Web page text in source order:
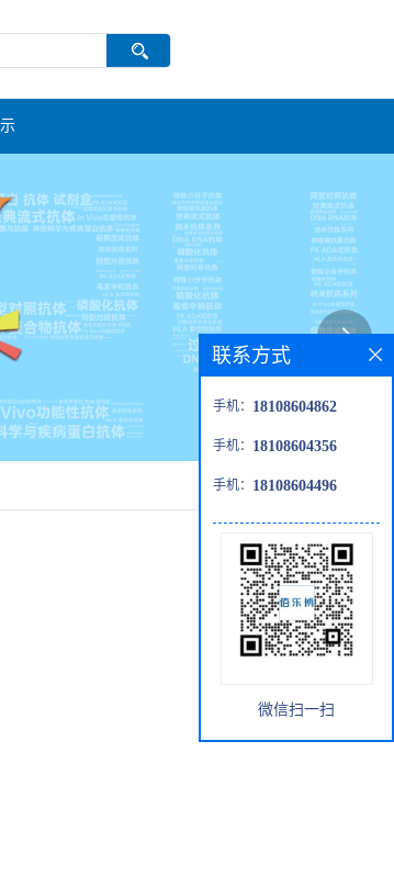
联系方式
手机： 18108604862
手机： 18108604356
手机： 18108604496
微信扫一扫